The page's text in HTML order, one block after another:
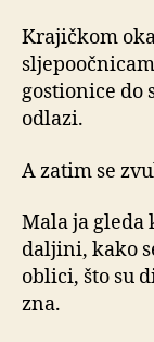
Krajičkom
gostionice do
odlazi.
A zatim se
Mala ja gleda
daljini, kako
oblici, što su
zna.